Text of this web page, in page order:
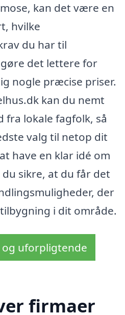
kan det være en
hvilke
du har til
det lettere for
nogle præcise priser.
kan du nemt
fra lokale fagfolk, så
valg til netop dit
have en klar idé om
sikre, at du får det
der
i dit område.
og uforpligtende
firmaer